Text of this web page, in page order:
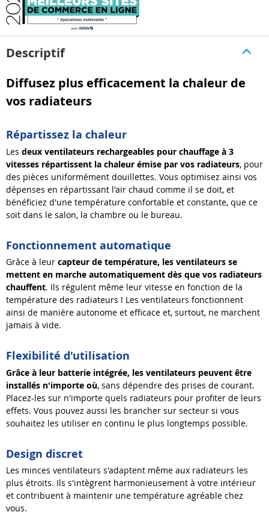
Descriptif
Diffusez plus efficacement la chaleur de
vos radiateurs
Répartissez la chaleur
Les deux ventilateurs rechargeables pour chauffage à 3
vitesses répartissent la chaleur émise par vos radiateurs, pour
des pièces uniformément douillettes. Vous optimisez ainsi vos
dépenses en répartissant l'air chaud comme il se doit, et
bénéficiez d'une température confortable et constante, que ce
soit dans le salon, la chambre ou le bureau.
Fonctionnement automatique
Grâce à leur capteur de température, les ventilateurs se
mettent en marche automatiquement dès que vos radiateurs
chauffent. Ils régulent même leur vitesse en fonction de la
température des radiateurs ! Les ventilateurs fonctionnent
ainsi de manière autonome et efficace et, surtout, ne marchent
jamais à vide.
Flexibilité d'utilisation
Grâce à leur batterie intégrée, les ventilateurs peuvent être
installés n'importe où, sans dépendre des prises de courant.
Placez-les sur n'importe quels radiateurs pour profiter de leurs
effets. Vous pouvez aussi les brancher sur secteur si vous
souhaitez les utiliser en continu le plus longtemps possible.
Design discret
Les minces ventilateurs s'adaptent même aux radiateurs les
plus étroits. Ils s'intègrent harmonieusement à votre intérieur
et contribuent à maintenir une température agréable chez
vous.